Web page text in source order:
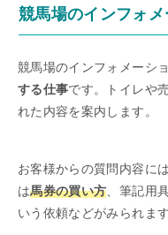
競馬場のインフォ
競馬場のインフォメーシ
する仕事です。トイレや
れた内容を案内します。
お客様からの質問内容に
は馬券の買い方 、筆記用
いう依頼などがみられます